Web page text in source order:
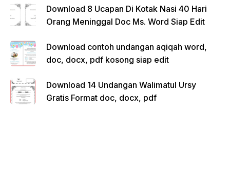
Download 8 Ucapan Di Kotak Nasi 40 Hari
Orang Meninggal Doc Ms. Word Siap Edit
Download contoh undangan aqiqah word,
doc, docx, pdf kosong siap edit
Download 14 Undangan Walimatul Ursy
Gratis Format doc, docx, pdf